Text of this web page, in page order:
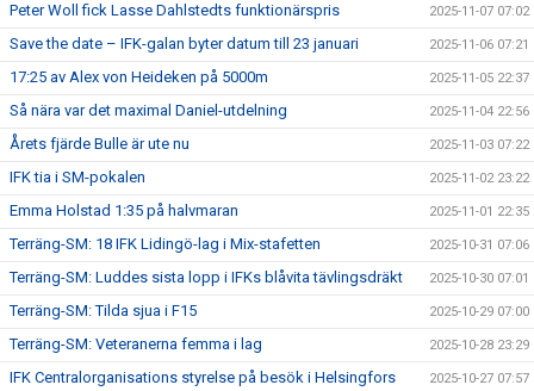
Peter Woll fick Lasse Dahlstedts funktionärspris 2025-11-07 07:02
Save the date – IFK-galan byter datum till 23 januari 2025-11-06 07:21
17:25 av Alex von Heideken på 5000m 2025-11-05 22:37
Så nära var det maximal Daniel-utdelning 2025-11-04 22:56
Årets fjärde Bulle är ute nu 2025-11-03 07:22
IFK tia i SM-pokalen 2025-11-02 23:22
Emma Holstad 1:35 på halvmaran 2025-11-01 22:35
Terräng-SM: 18 IFK Lidingö-lag i Mix-stafetten 2025-10-31 07:06
Terräng-SM: Luddes sista lopp i IFKs blåvita tävlingsdräkt 2025-10-30 07:01
Terräng-SM: Tilda sjua i F15 2025-10-29 07:00
Terräng-SM: Veteranerna femma i lag 2025-10-28 23:29
IFK Centralorganisations styrelse på besök i Helsingfors 2025-10-27 07:57